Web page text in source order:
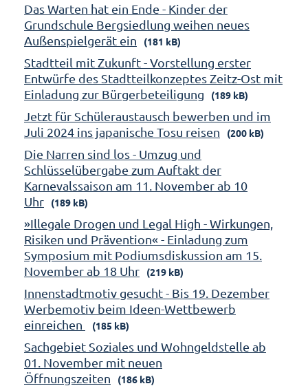
Das Warten hat ein Ende - Kinder der
Grundschule Bergsiedlung weihen neues
Außenspielgerät ein
(181 kB)
Stadtteil mit Zukunft - Vorstellung erster
Entwürfe des Stadtteilkonzeptes Zeitz-Ost mit
Einladung zur Bürgerbeteiligung
(189 kB)
Jetzt für Schüleraustausch bewerben und im
Juli 2024 ins japanische Tosu reisen
(200 kB)
Die Narren sind los - Umzug und
Schlüsselübergabe zum Auftakt der
Karnevalssaison am 11. November ab 10
Uhr
(189 kB)
»Illegale Drogen und Legal High - Wirkungen,
Risiken und Prävention« - Einladung zum
Symposium mit Podiumsdiskussion am 15.
November ab 18 Uhr
(219 kB)
Innenstadtmotiv gesucht - Bis 19. Dezember
Werbemotiv beim Ideen-Wettbewerb
einreichen
(185 kB)
Sachgebiet Soziales und Wohngeldstelle ab
01. November mit neuen
Öffnungszeiten
(186 kB)